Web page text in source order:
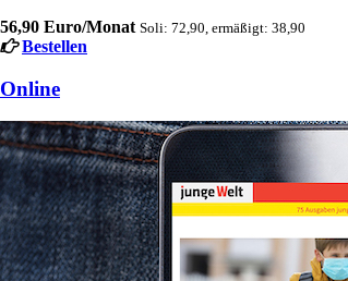
56,90 Euro/Monat Soli: 72,90, ermäßigt: 38,90
Bestellen
Online